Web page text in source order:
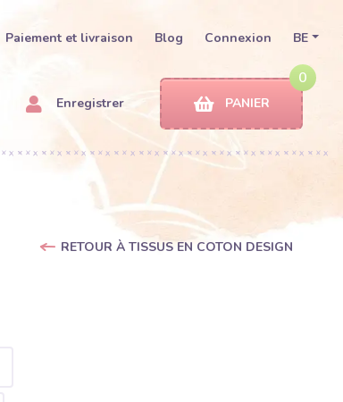
Paiement et livraison Blog Connexion BE
Enregistrer
0
PANIER
RETOUR À TISSUS EN COTON DESIGN